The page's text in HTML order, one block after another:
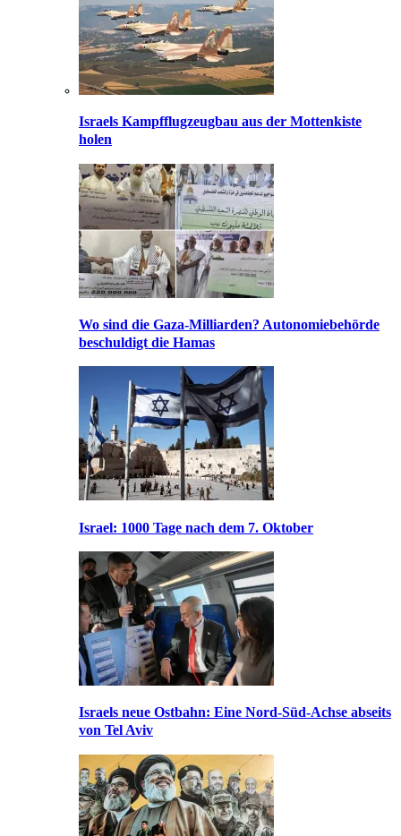
Israels Kampfflugzeugbau aus der Mottenkiste
holen
Wo sind die Gaza-Milliarden? Autonomiebehörde
beschuldigt die Hamas
Israel: 1000 Tage nach dem 7. Oktober
Israels neue Ostbahn: Eine Nord-Süd-Achse abseits
von Tel Aviv